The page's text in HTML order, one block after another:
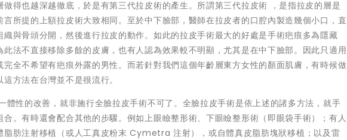
得也越深越徹底，於是有第三代拉皮術的產生。所謂第三代拉皮術 ，是指拉皮的層是
所提的上額拉皮術大致相同。至於中下臉部，醫師在拉皮者的口腔內製造幾個小口，直
與骨頭分開，然後進行拉皮的動作。如此的拉皮手術最大的好處是手術疤痕多為隱藏
法不直接移除多餘的皮膚，也有人認為效果較不明顯，尤其是在中下臉部。因此只適用
全不希望有疤痕外露的男性。而若針對我們這個年齡層東方女性的顏面肌膚，有時候做
方法在台灣並不是很流行。
體性的改善，就非施行全臉拉皮手術不可了。全臉拉皮手術是依上述的諸多方法，就手
。有時還會配合其他的步驟。例如上眼瞼整形術、下眼瞼整形術（即眼袋手術）；有人
脂肪注射移植（或人工真皮粉末 Cymetra 注射），或自體真皮脂肪塊狀移植；以及雷